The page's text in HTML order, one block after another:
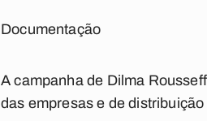
Documentação
A campanha de Dilma
das empresas e de